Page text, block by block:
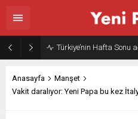
Türkiye’nin Hafta Sonu
Anasayfa
Manşet
Vakit daralıyor: Yeni Papa bu kez